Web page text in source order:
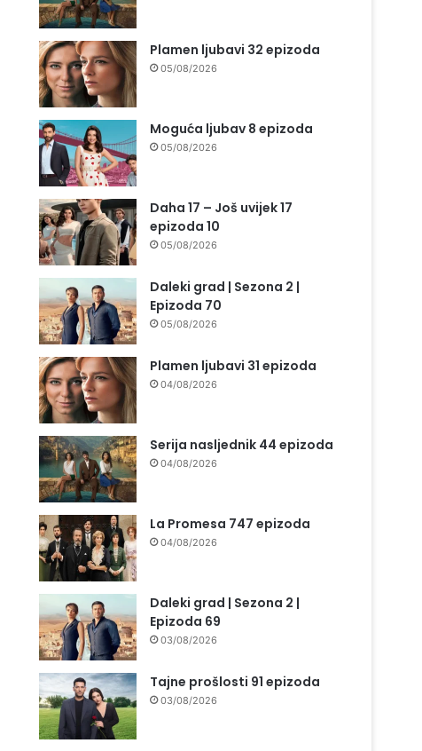
Plamen ljubavi 32 epizoda
05/08/2026
Moguća ljubav 8 epizoda
05/08/2026
Daha 17 – Još uvijek 17
epizoda 10
05/08/2026
Daleki grad | Sezona 2 |
Epizoda 70
05/08/2026
Plamen ljubavi 31 epizoda
04/08/2026
Serija nasljednik 44 epizoda
04/08/2026
La Promesa 747 epizoda
04/08/2026
Daleki grad | Sezona 2 |
Epizoda 69
03/08/2026
Tajne prošlosti 91 epizoda
03/08/2026